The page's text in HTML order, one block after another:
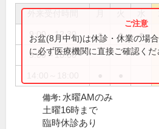
9:00～12:30 ● ● ●
9:00～16:00
お盆(8月中旬)は休診・休業の場
に必ず医療機関に直接ご確認くだ
備考: 水曜AMのみ
土曜16時まで
臨時休診あり